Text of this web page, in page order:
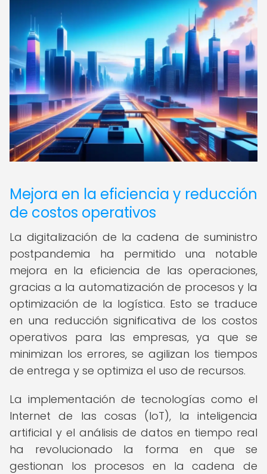
Mejora en la eficiencia y reducción
de costos operativos
La digitalización de la cadena de suministro
postpandemia ha permitido una notable
mejora en la eficiencia de las operaciones,
gracias a la automatización de procesos y la
optimización de la logística. Esto se traduce
en una reducción significativa de los costos
operativos para las empresas, ya que se
minimizan los errores, se agilizan los tiempos
de entrega y se optimiza el uso de recursos.
La implementación de tecnologías como el
Internet de las cosas (IoT), la inteligencia
artificial y el análisis de datos en tiempo real
ha revolucionado la forma en que se
gestionan los procesos en la cadena de